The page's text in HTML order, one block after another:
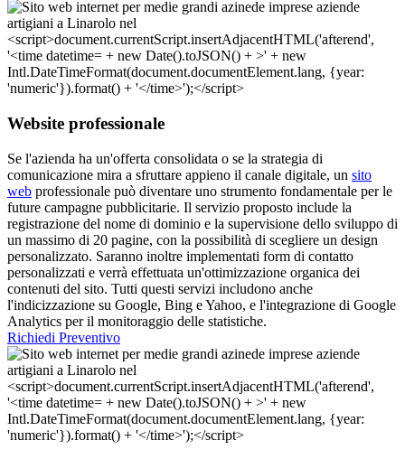
Website professionale
Se l'azienda ha un'offerta consolidata o se la strategia di
comunicazione mira a sfruttare appieno il canale digitale, un sito
web professionale può diventare uno strumento fondamentale per le
future campagne pubblicitarie. Il servizio proposto include la
registrazione del nome di dominio e la supervisione dello sviluppo di
un massimo di 20 pagine, con la possibilità di scegliere un design
personalizzato. Saranno inoltre implementati form di contatto
personalizzati e verrà effettuata un'ottimizzazione organica dei
contenuti del sito. Tutti questi servizi includono anche
l'indicizzazione su Google, Bing e Yahoo, e l'integrazione di Google
Analytics per il monitoraggio delle statistiche.
Richiedi Preventivo